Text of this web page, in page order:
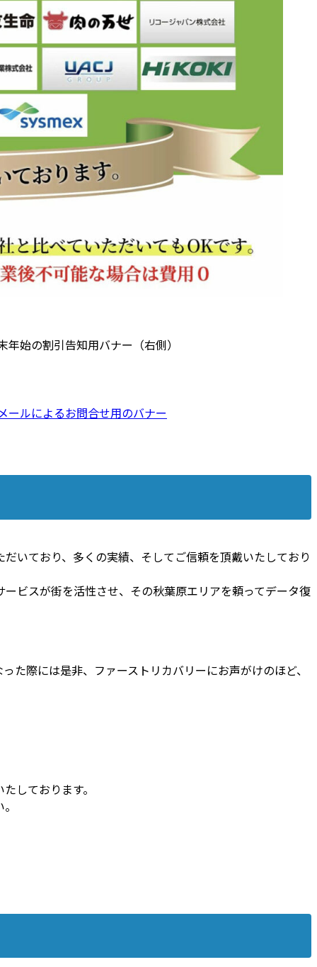
いており、多くの実績、そしてご信頼を頂戴いたしており
ビスが街を活性させ、その秋葉原エリアを頼ってデータ復
際には是非、ファーストリカバリーにお声がけのほど、
しております。